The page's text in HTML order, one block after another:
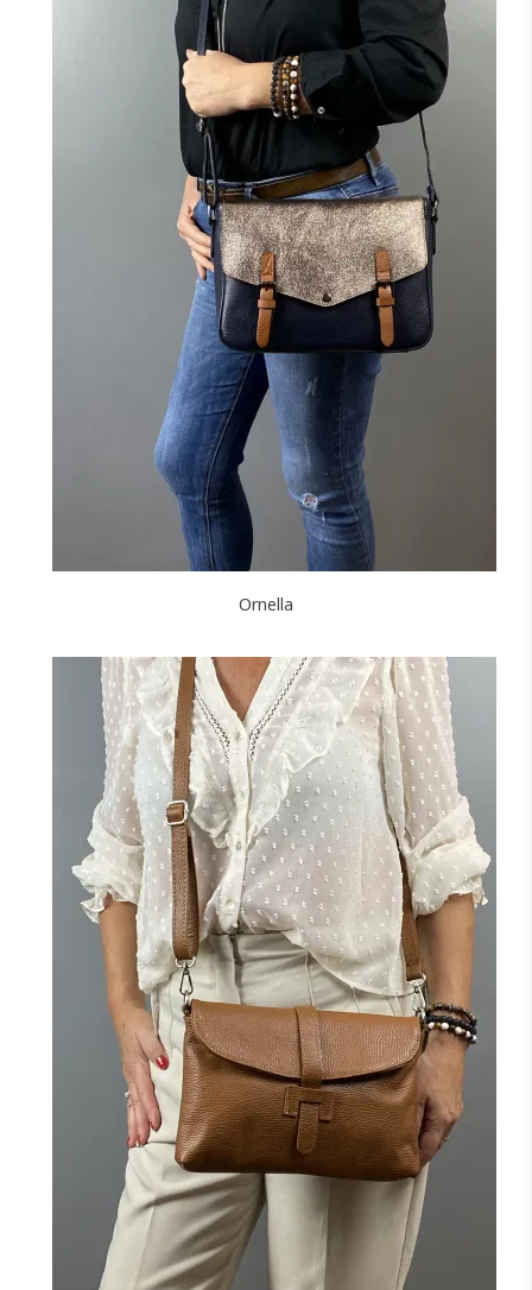
NOIRMARINECAMEL
F
J'ajoute à mon panier !
Ornella